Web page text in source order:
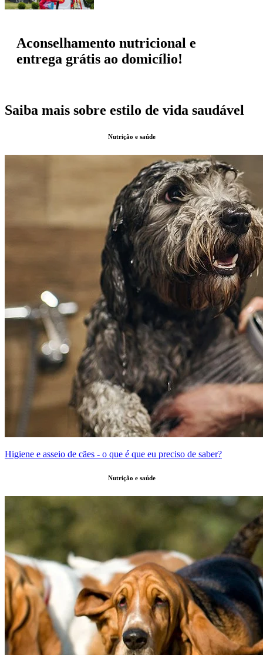
Aconselhamento nutricional e
entrega grátis ao domicílio!
Saiba mais sobre estilo de vida saudável
Nutrição e saúde
Higiene e asseio de cães - o que é que eu preciso de saber?
Nutrição e saúde